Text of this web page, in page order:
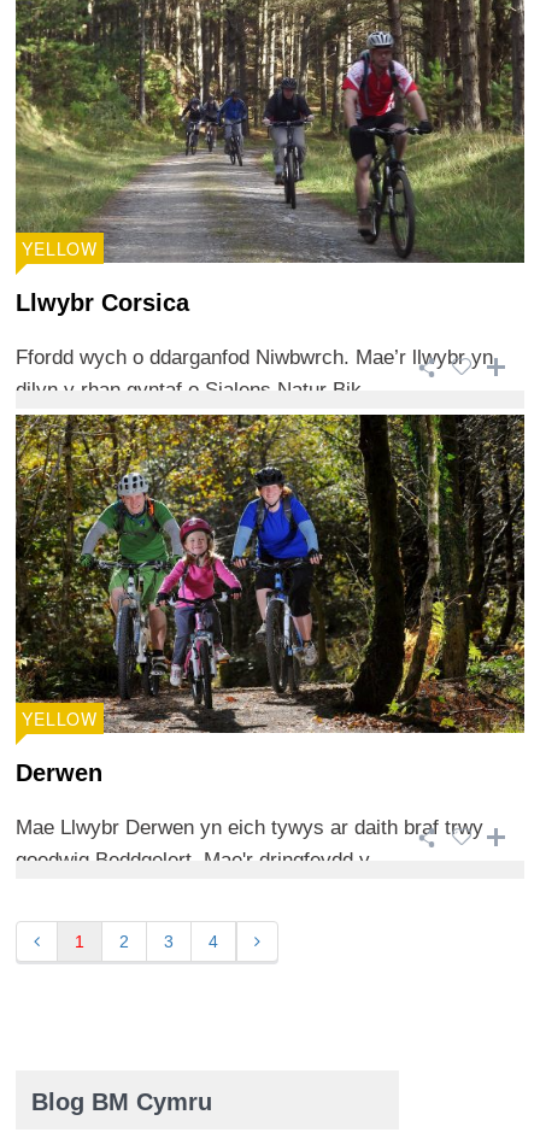
YELLOW
Llwybr Corsica
Ffordd wych o ddarganfod Niwbwrch. Mae’r llwybr yn
dilyn y rhan gyntaf o Sialens Natur Bik ...
YELLOW
Derwen
Mae Llwybr Derwen yn eich tywys ar daith braf trwy
goedwig Beddgelert. Mae'r dringfeydd y ...
1 2 3 4
Blog BM Cymru